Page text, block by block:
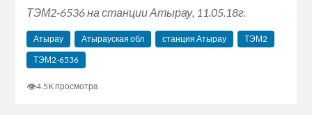
ТЭМ2-6536 на станции Атырау, 11.05.18г.
Атырау Атырауская обл станция Атырау
ТЭМ2
ТЭМ2-6536
👁4.5K просмотра